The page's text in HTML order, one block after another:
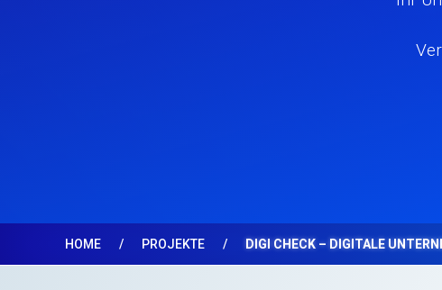
HOME PROJEKTE DIGI CHECK – DIGITALE